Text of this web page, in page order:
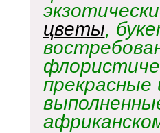
цветы,
прекрасные